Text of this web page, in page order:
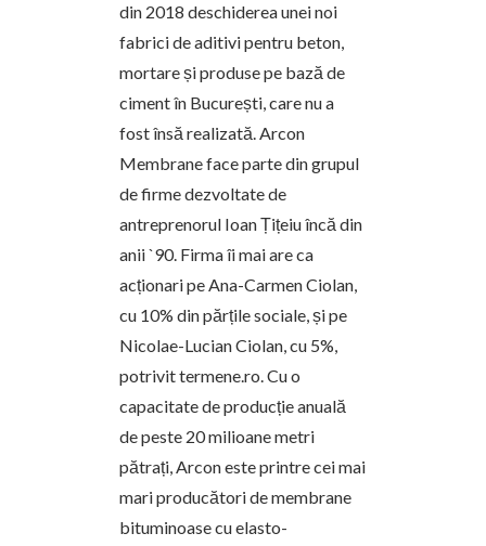
din 2018 deschiderea unei noi
fabrici de aditivi pentru beton,
mortare și produse pe bază de
ciment în București, care nu a
fost însă realizată. Arcon
Membrane face parte din grupul
de firme dezvoltate de
antreprenorul Ioan Țițeiu încă din
anii `90. Firma îi mai are ca
acționari pe Ana-Carmen Ciolan,
cu 10% din părțile sociale, și pe
Nicolae-Lucian Ciolan, cu 5%,
potrivit termene.ro. Cu o
capacitate de producție anuală
de peste 20 milioane metri
pătrați, Arcon este printre cei mai
mari producători de membrane
bituminoase cu elasto-